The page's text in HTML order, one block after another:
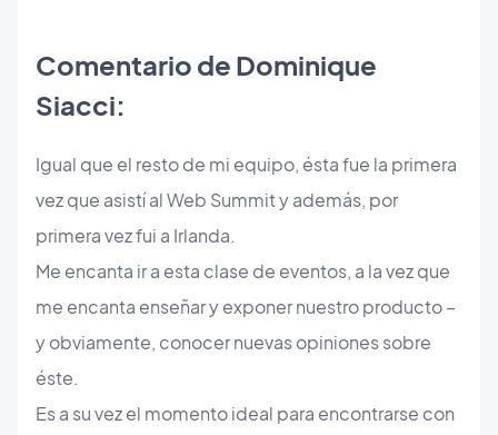
Comentario de Dominique
Siacci:
Igual que el resto de mi equipo, ésta fue la primera
vez que asistí al Web Summit y además, por
primera vez fui a Irlanda.
Me encanta ir a esta clase de eventos, a la vez que
me encanta enseñar y exponer nuestro producto –
y obviamente, conocer nuevas opiniones sobre
éste.
Es a su vez el momento ideal para encontrarse con